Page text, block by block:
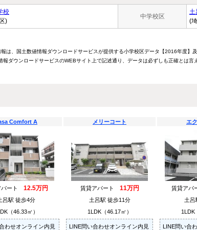
校
)
中学校区
土
(
は、国土数値情報ダウンロードサービスが提供する小学校区データ【2016年度
ダウンロードサービスのWEBサイト上で記述通り、データは必ずしも正確とは
Comfort A
パート 12.5万円
呂駅 徒歩4分
（46.33㎡）
わせオンライン内見
メリーコート
賃貸アパート 11万円
土呂駅 徒歩11分
1LDK（46.17㎡）
LINE問い合わせオンライン内見
エ
賃貸アパ
土呂
1LDK
LINE問い合